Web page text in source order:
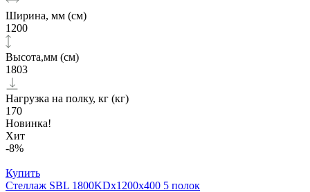
Ширина, мм (см)
1200
Высота,мм (см)
1803
Нагрузка на полку, кг (кг)
170
Новинка!
Хит
-8%
Купить
Стеллаж SBL 1800KDх1200x400 5 полок